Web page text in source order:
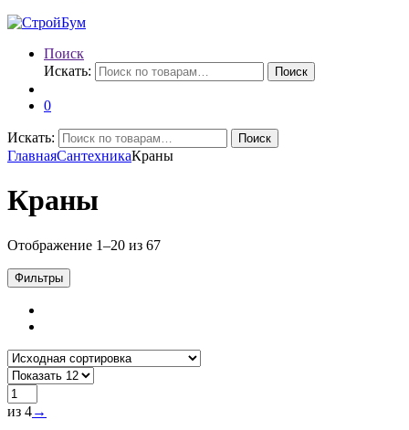
Поиск
Искать:
Поиск
0
Искать: Поиск
ГлавнаяСантехникаКраны
Краны
Отображение 1–20 из 67
Фильтры
из 4→